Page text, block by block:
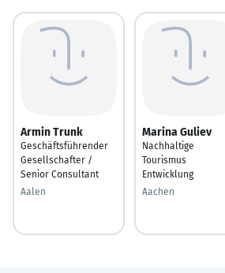
Armin Trunk
Geschäftsführender
Gesellschafter /
Senior Consultant
Aalen
Marina Guliev
Nachhaltige
Tourismus
Entwicklung
Aachen